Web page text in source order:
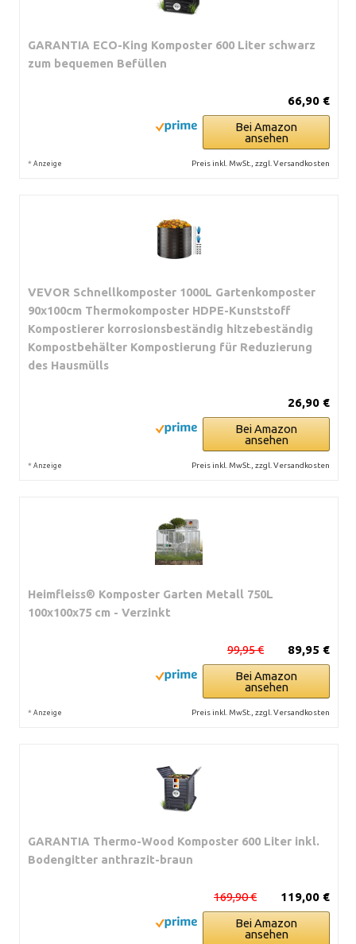
GARANTIA ECO-King Komposter 600 Liter schwarz
zum bequemen Befüllen
66,90 €
Bei Amazon
ansehen
* Anzeige Preis inkl. MwSt., zzgl. Versandkosten
VEVOR Schnellkomposter 1000L Gartenkomposter
90x100cm Thermokomposter HDPE-Kunststoff
Kompostierer korrosionsbeständig hitzebeständig
Kompostbehälter Kompostierung für Reduzierung
des Hausmülls
26,90 €
Bei Amazon
ansehen
* Anzeige Preis inkl. MwSt., zzgl. Versandkosten
Heimfleiss® Komposter Garten Metall 750L
100x100x75 cm - Verzinkt
89,95 €
99,95 €
Bei Amazon
ansehen
* Anzeige Preis inkl. MwSt., zzgl. Versandkosten
GARANTIA Thermo-Wood Komposter 600 Liter inkl.
Bodengitter anthrazit-braun
119,00 €
169,90 €
Bei Amazon
ansehen